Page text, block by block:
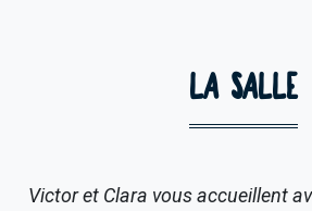
LA SALLE
Victor et Clara vous accueillent